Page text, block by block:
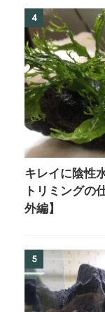
4
キレイに陰性
トリミングの
外編】
5